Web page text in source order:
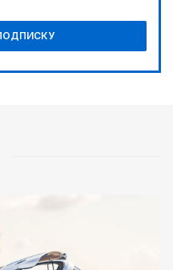
не только муку...
повышаются